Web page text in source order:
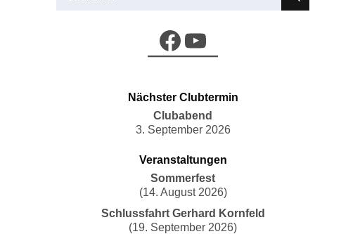
Facebook
YouTube
Nächster Clubtermin
Clubabend
3. September 2026
Veranstaltungen
Sommerfest
(14. August 2026)
Schlussfahrt Gerhard Kornfeld
(19. September 2026)